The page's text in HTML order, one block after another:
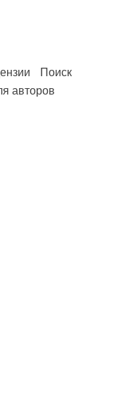
Поиск
авторов